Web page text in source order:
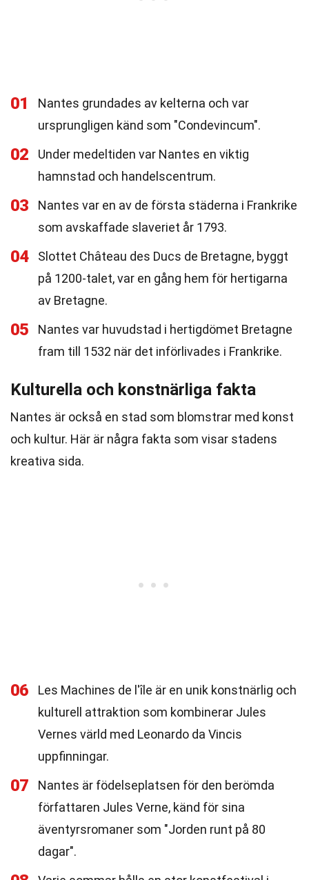
01
Nantes grundades av kelterna och var
ursprungligen känd som "Condevincum".
02
Under medeltiden var Nantes en viktig
hamnstad och handelscentrum.
03
Nantes var en av de första städerna i Frankrike
som avskaffade slaveriet år 1793.
04
Slottet Château des Ducs de Bretagne, byggt
på 1200-talet, var en gång hem för hertigarna
av Bretagne.
05
Nantes var huvudstad i hertigdömet Bretagne
fram till 1532 när det införlivades i Frankrike.
Kulturella och konstnärliga fakta
Nantes är också en stad som blomstrar med konst
och kultur. Här är några fakta som visar stadens
kreativa sida.
06
Les Machines de l'île är en unik konstnärlig och
kulturell attraktion som kombinerar Jules
Vernes värld med Leonardo da Vincis
uppfinningar.
07
Nantes är födelseplatsen för den berömda
författaren Jules Verne, känd för sina
äventyrsromaner som "Jorden runt på 80
dagar".